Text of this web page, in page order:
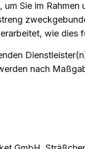
Sie im
wie dies
nach